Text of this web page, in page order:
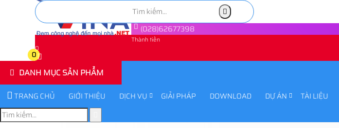
(028)62677398
Thành tiền
0
0
DANH MỤC SẢN PHẨM
TRANG CHỦ GIỚI THIỆU DỊCH VỤ GIẢI PHÁP DOWNLOAD DỰ ÁN TÀI LIỆU